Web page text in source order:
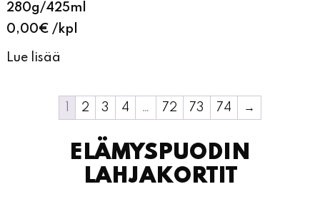
280g/425ml
0,00€ kpl
Lue lisää
2 3 4 … 72 73 74 →
ELÄMYSPUODIN
LAHJAKORTIT